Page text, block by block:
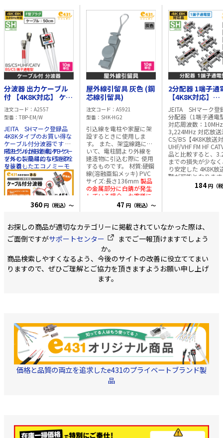
分波器 出力ケーブル
付 【4K8K対応】 ケー
ブル長:50cm【10個
単位】
注文コード
A2557
型番
TBP-EM/W
JEITA SHマーク登録品
4K8Kタイプのお買い得な
ケーブル付分波器です 従
来モデルから樹脂ケース
を外し、簡易的なF型接栓
を装着したエコノミーモ
デル CATV/UHF(地上波デ
ジタル放送)と衛星放送
(BS/CS)に分波する場合に
使用します。 50cmのケ
ーブルが既に付いている
ので、すぐに設置が可能
3,224MHz対応 VHF/UHF
側:10-770MHz BS/CS
側:1032-3224MHz ・S-
ケーブル採用 ・ケーブル
長 50cm F型コネクタ
付 ・包装/PE袋で簡易包
F型ピン付接栓 4C-FBケー
ブルの製品はこちらをク
リック
360 円（税込）～
屋外線引留具 灰色 (鋼
芯線引留具)
注文コード
A5921
型番
SHK-HG2
引込線を電柱や家屋に架
設するときに使用しま
す。 また、架空線路にお
いて、電柱間より外線を
建造物に引込む際に 使用
するものです。 材質:硬鋼
線(溶融亜鉛メッキ) PVC
サイズ:長さ136mm 製品
の金属部分に白錆が発生
している場合、お客様に
ご心配いただくことなく
お使いいただけます。 白
に空気中の水分や酸素と
反応して生じるものであ
り、外観上の変化を もた
らすことがありますが、
製品の機能や性能には影
響を及ぼしません。引留
具・引留金具
47 円（税込）～
2分配器 1端子通
【4K8K対応】
3.2GHz対応型
JEITA SHマーク
分配器（1端子通電
対応周波数：
3,224MHz 対応放
CS/BS【4K8K放送
UHF/VHF FM HF CATV 従
品と比較すると、
までの損失が少な
り安定した 4K8K放
聴が可能となります
184 円（
お探しの商品が適切なカテゴリーに掲載されていなかった際は、
ご面倒ですがサポートセンター
までご一報頂けますでしょう
か。
商品検索しやすくなるよう、今後のサイトの改善に役立ててまい
りますので、ぜひご理解とご協力を頂きますようお願い申し上げ
ます。
価格と品質の両立を追求したe431のプライベートブランド製
品